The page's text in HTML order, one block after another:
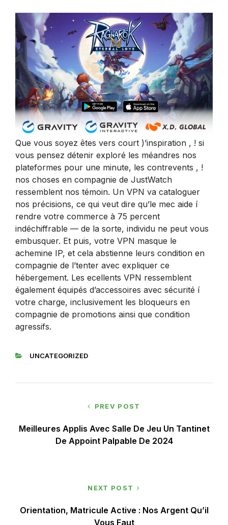
Que vous soyez êtes vers court )’inspiration , ! si
vous pensez détenir exploré les méandres nos
plateformes pour une minute, les contrevents , !
nos choses en compagnie de JustWatch
ressemblent nos témoin. Un VPN va cataloguer
nos précisions, ce qui veut dire qu’le mec aide í
rendre votre commerce à 75 percent
indéchiffrable — de la sorte, individu ne peut vous
embusquer. Et puis, votre VPN masque le
achemine IP, et cela abstienne leurs condition en
compagnie de l’tenter avec expliquer ce
hébergement. Les ecellents VPN ressemblent
également équipés d’accessoires avec sécurité í
votre charge, inclusivement les bloqueurs en
compagnie de promotions ainsi que condition
agressifs.
UNCATEGORIZED
PREV POST
Meilleures Applis Avec Salle De Jeu Un Tantinet
De Appoint Palpable De 2024
NEXT POST
Orientation, Matricule Active : Nos Argent Qu’il
Vous Faut